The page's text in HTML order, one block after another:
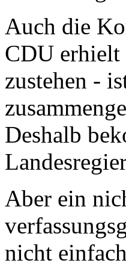
Auch die
CDU erhielt
zustehen -
Deshalb
Aber ein
nicht